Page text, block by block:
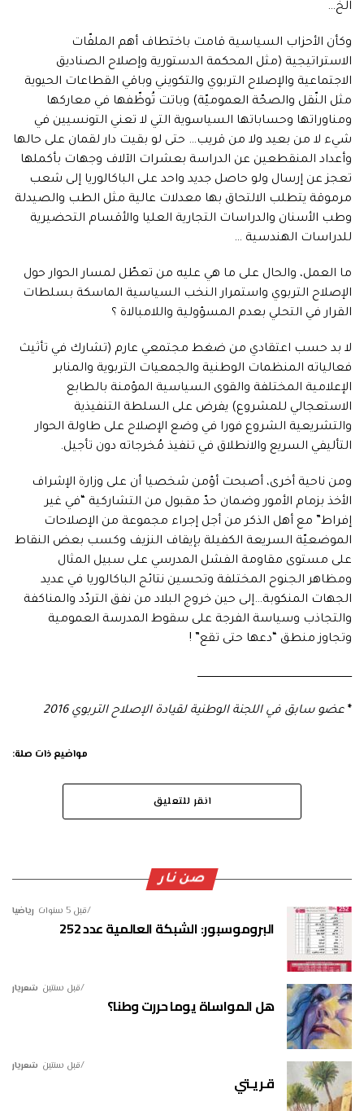
الخ…
وكأن الأحزاب السياسية قامت باختطاف أهم الملفّات
الاستراتيجية (مثل المحكمة الدستورية وإصلاح الصناديق
الاجتماعية والإصلاح التربوي والتكويني وباقي القطاعات الحيوية
مثل النّقل والصحّة العموميّة) وباتت تُوظّفها في معاركها
ومناوراتها وحساباتها السياسوية التي لا تعني التونسيين في
شيء لا من بعيد ولا من قريب… حتى لو بقيت دار لقمان على حالها
وأعداد المنقطعين عن الدراسة بعشرات الآلاف وجهات بأكملها
تعجز عن إرسال ولو حاصل جديد واحد على الباكالوريا إلى شعب
مرموقة يتطلب الالتحاق بها معدلات عالية مثل الطب والصيدلة
وطب الأسنان والدراسات التجارية العليا والأقسام التحضيرية
للدراسات الهندسية …
ما العمل، والحال على ما هي عليه من تعطّل لمسار الحوار حول
الإصلاح التربوي واستمرار النخب السياسية الماسكة بسلطات
القرار في التحلي بعدم المسؤولية واللامبالاة ؟
لا بد حسب اعتقادي من ضغط مجتمعي عارم (تشارك في تأثيث
فعالياته المنظمات الوطنية والجمعيات التربوية والمنابر
الإعلامية المختلفة والقوى السياسية المؤمنة بالطابع
الاستعجالي للمشروع) يفرض على السلطة التنفيذية
والتشريعية الشروع فورا في وضع الإصلاح على طاولة الحوار
التأليفي السريع والانطلاق في تنفيذ مُخرجاته دون تأجيل.
ومن ناحية أخرى، أصبحت أؤمن شخصيا أن على وزارة الإشراف
الأخذ بزمام الأمور وضمان حدّ مقبول من التشاركية “في غير
إفراط” مع أهل الذكر من أجل إجراء مجموعة من الإصلاحات
الموضعيّة السريعة الكفيلة بإيقاف النزيف وكسب بعض النقاط
على مستوى مقاومة الفشل المدرسي على سبيل المثال
ومظاهر الجنوح المختلفة وتحسين نتائج الباكالوريا في عديد
الجهات المنكوبة…إلى حين خروج البلاد من نفق التردّد والمناكفة
والتجاذب وسياسة الفرجة على سقوط المدرسة العمومية
وتجاوز منطق “دعها حتى تقع” !
ـــــــــــــــــــــــــــــــــــــــــــــــــــــــــــــــــــــــــــــــــــــــــــــــ
* عضو سابق في اللجنة الوطنية لقيادة الإصلاح التربوي 2016
مواضيع ذات صلة:
انقر للتعليق
صن نار
رياضيا قبل 5 سنوات
البروموسبور: الشبكة العالمية عدد 252
شعريار قبل سنتين
هل المواساة يوما حررت وطنا؟
شعريار قبل سنتين
قـريـتي